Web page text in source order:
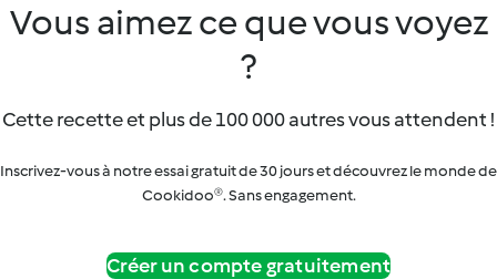
Vous aimez ce que vous voyez
?
Cette recette et plus de 100 000 autres vous attendent !
Inscrivez-vous à notre essai gratuit de 30 jours et découvrez le monde de
Cookidoo®. Sans engagement.
Créer un compte gratuitement